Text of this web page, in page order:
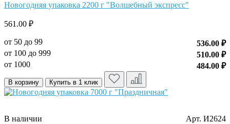
Новогодняя упаковка 2200 г "Волшебный экспресс"
561.00 ₽
от 50 до 99
536.00 ₽
от 100 до 999
510.00 ₽
от 1000
484.00 ₽
В корзину Купить в 1 клик
В наличии Арт. И2624